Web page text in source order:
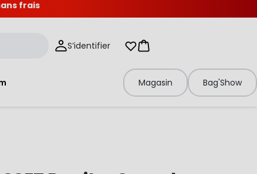
frais
S’identifier Mes listes d'envies
Panier
Magasin Bag'Show